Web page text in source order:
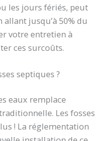
les jours fériés, peut
jusqu’à 50% du
votre entretien à
ces surcoûts.
septiques ?
eaux remplace
Les fosses
! La réglementation